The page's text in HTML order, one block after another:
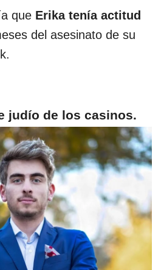
que Erika tenía actitud
del asesinato de su
judío de los casinos.